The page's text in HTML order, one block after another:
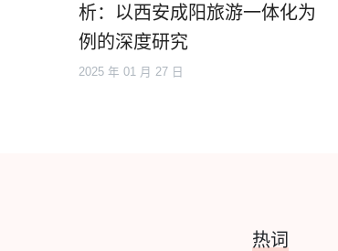
析：以西安成阳旅游一体化为
例的深度研究
2025 年 01 月 27 日
热词